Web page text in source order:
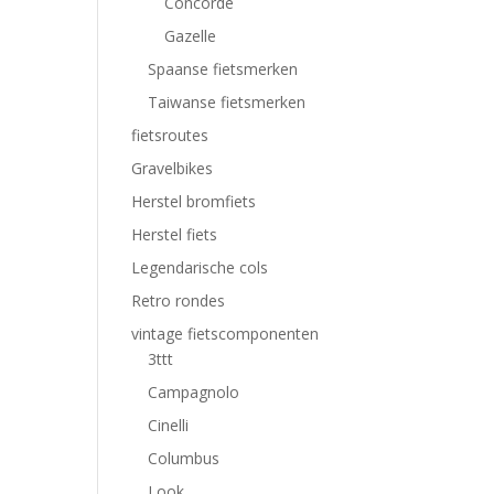
Gazelle
Spaanse fietsmerken
Taiwanse fietsmerken
fietsroutes
Gravelbikes
Herstel bromfiets
Herstel fiets
Legendarische cols
Retro rondes
vintage fietscomponenten
3ttt
Campagnolo
Cinelli
Columbus